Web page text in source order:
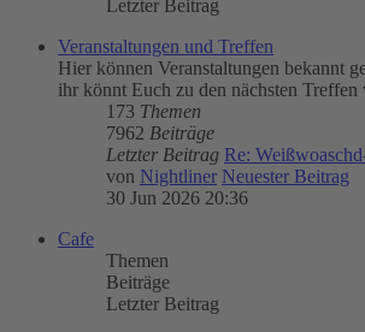
Letzter Beitrag
Veranstaltungen und Treffen
Hier können Veranstaltungen bekannt
ihr könnt Euch zu den nächsten Treffen
173 Themen
7962 Beiträge
Letzter Beitrag Re:
von Nightliner Neuester Beitrag
30 Jun 2026 20:36
Cafe
Themen
Beiträge
Letzter Beitrag